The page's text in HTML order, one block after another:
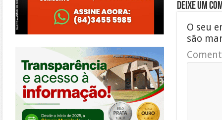
Deixe um
O seu
são
https://morrinhos.go.leg.br/